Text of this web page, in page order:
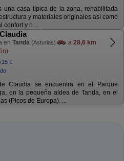
una casa típica de la zona, rehabilitada
y materiales originales así como
confort y n ...
en Tanda (Asturias) a 28,6 km
15 €
Claudia se encuentra en el Parque
en la pequeña aldea de Tanda, en el
(Picos de Europa). ...